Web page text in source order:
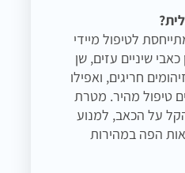
לטיפול מיידי
כאבי שיניים עזים, שן
חריגים, ואפילו
טיפול מהיר. מטרת
על הכאב, למנוע
הפה במהירות